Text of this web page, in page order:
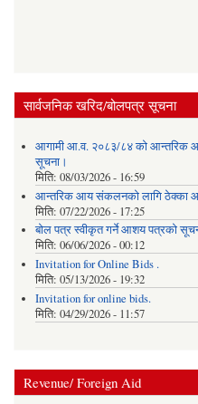
सार्वजनिक खरिद/बोलपत्र सूचना
आगामी आ.व. २०८३/८४ को आन्तरिक
सूचना।
मिति: 08/03/2026 - 16:59
आन्तरिक आय संकलनको लागि ठेक्‍का
मिति: 07/22/2026 - 17:25
बोल पत्र स्वीकृत गर्ने आशय पत्रको
मिति: 06/06/2026 - 00:12
Invitation for Online Bids .
मिति: 05/13/2026 - 19:32
Invitation for online bids.
मिति: 04/29/2026 - 11:57
Revenue/ Foreign Aid